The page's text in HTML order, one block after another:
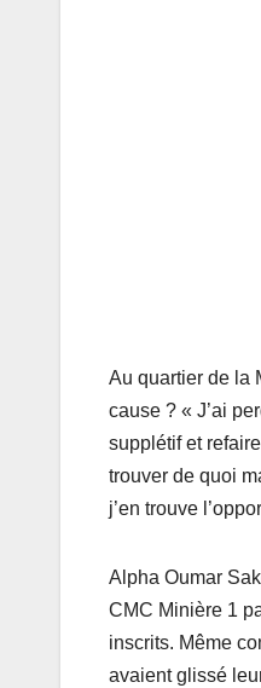
Au quartier de la
cause ? « J’ai
supplétif et
trouver de quoi
j’en trouve
Alpha Oumar
CMC Minière 1
inscrits. Même
avaient glissé